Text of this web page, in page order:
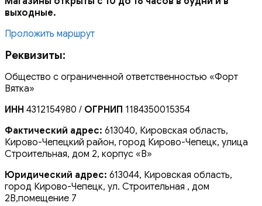
выходные.
Проложить маршрут
Реквизиты:
Общество с ограниченной ответственностью «Форт
Вятка»
ИНН 4312154980 / ОГРНИП 1184350015354
Фактический адрес: 613040, Кировская область,
Кирово-Чепецкий район, город Кирово-Чепецк, улица
Строительная, дом 2, корпус «В»
Юридический адрес: 613044, Кировская область,
город Кирово-Чепецк, ул. Строительная , дом
2В,помещение 7